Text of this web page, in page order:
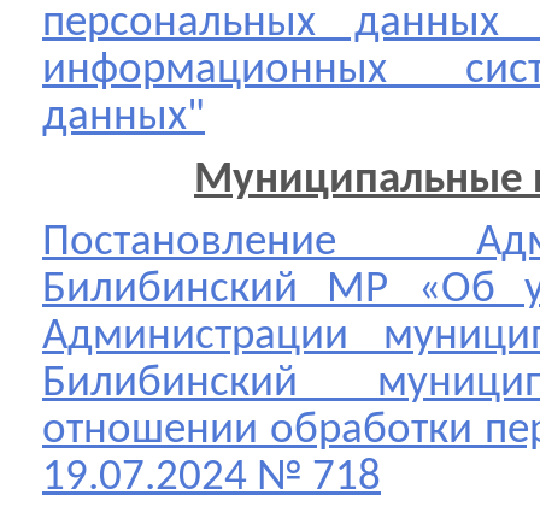
персональных
информационных
данных"
Муниципальные
Постановление
Билибинский МР «Об
Администрации
Билибинский
отношении обработки
19.07.2024 № 718